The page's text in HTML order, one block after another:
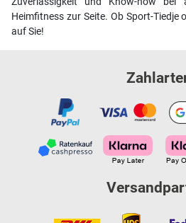
Heimfitness zur Seite. Ob Sport-Tiedje
auf Sie!